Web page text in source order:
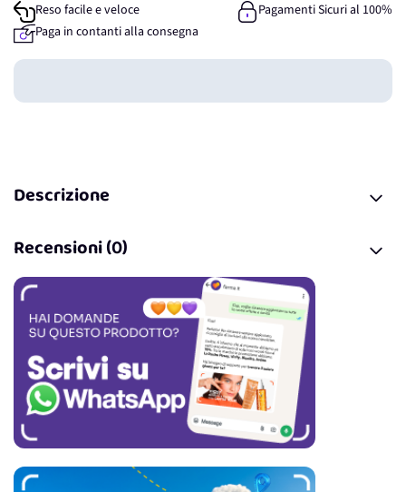
Reso facile e veloce
Pagamenti Sicuri al 100%
Paga in contanti alla consegna
Guadagna
Descrizione
Recensioni (0)